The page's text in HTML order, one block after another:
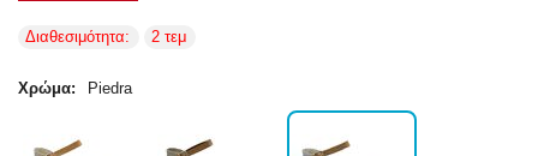
Διαθεσιμότητα: 2 τεμ
Χρώμα: Piedra